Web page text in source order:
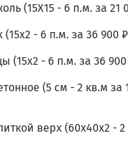
(15Х15 - 6 п.м. за 21
- 6 п.м. за 36 900
(15х2 - 6 п.м. за 36
(5 см - 2 кв.м за
верх (60х40х2 - 2